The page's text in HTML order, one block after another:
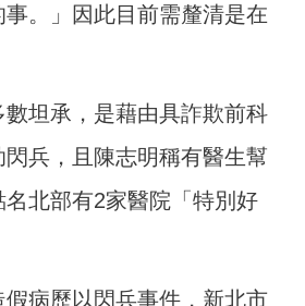
。」因此目前需釐清是在
數坦承，是藉由具詐欺前科
兵，且陳志明稱有醫生幫
北部有2家醫院「特別好
病歷以閃兵事件，新北市